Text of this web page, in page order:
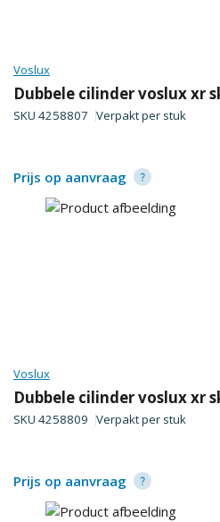
Voslux
Dubbele cilinder voslux xr
SKU 4258807 Verpakt per stuk
Prijs op aanvraag
Voslux
Dubbele cilinder voslux xr
SKU 4258809 Verpakt per stuk
Prijs op aanvraag